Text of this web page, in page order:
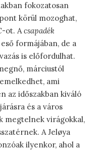
fokozatosan
körül mozoghat,
ot. Acsapadék
formájában, de a
is előfordulhat.
márciustól
ami
az időszakban kiváló
és a város
megtelnek virágokkal,
A Jeløya
ilyenkor, ahol a